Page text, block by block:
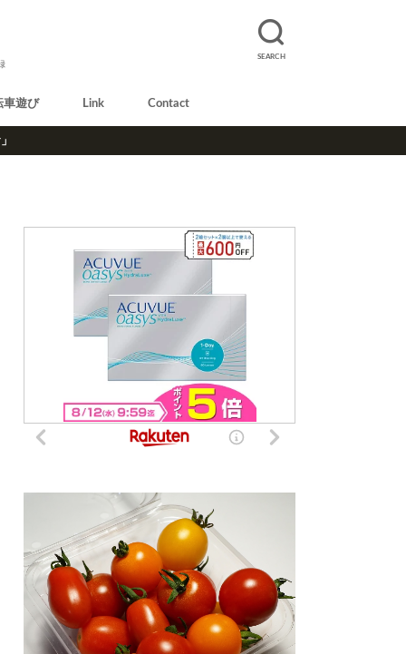
SEARCH
車遊び Link Contact